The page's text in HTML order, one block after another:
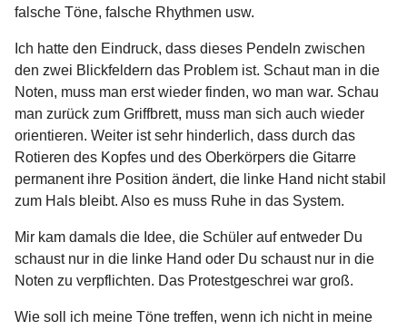
falsche Töne, falsche Rhythmen usw.
Ich hatte den Eindruck, dass dieses Pendeln zwischen
den zwei Blickfeldern das Problem ist. Schaut man in die
Noten, muss man erst wieder finden, wo man war. Schau
man zurück zum Griffbrett, muss man sich auch wieder
orientieren. Weiter ist sehr hinderlich, dass durch das
Rotieren des Kopfes und des Oberkörpers die Gitarre
permanent ihre Position ändert, die linke Hand nicht stabil
zum Hals bleibt. Also es muss Ruhe in das System.
Mir kam damals die Idee, die Schüler auf entweder Du
schaust nur in die linke Hand oder Du schaust nur in die
Noten zu verpflichten. Das Protestgeschrei war groß.
Wie soll ich meine Töne treffen, wenn ich nicht in meine